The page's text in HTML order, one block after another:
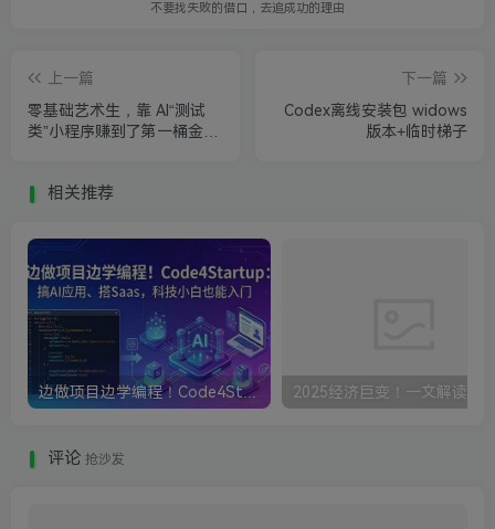
不要找失败的借口，去追成功的理由
上一篇
零基础艺术生，靠 AI“测试
类”小程序赚到了第一桶金！
下一篇
Codex离线安装包 widows
版本+临时梯子
相关推荐
边做项目边学编程！Code4Startup搞AI应用、搭Saas，科技小白也能入门
评论 抢沙发